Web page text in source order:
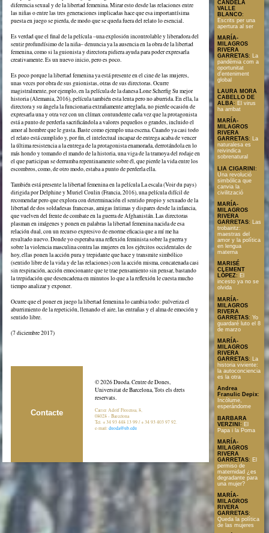
diferencia sexual y de la libertad femenina. Mirar esto desde las relaciones entre
las niñas o entre las tres generaciones implicadas hace que esa importantísima
puesta en juego se pierda, de modo que se queda fuera del relato lo esencial.
Es verdad que el final de la película –una explosión incontrolable y liberadora del
sentir profundísimo de la niña– denuncia ya la ausencia en la obra de la libertad
femenina, como si la guionista y directora pidiera ayuda para poder expresarla
creativamente. Es un nuevo inicio, pero es poco.
Es poco porque la libertad femenina ya está presente en el cine de las mujeres,
unas veces por obra de sus guionistas, otras de sus directoras. Ocurre
magistralmente, por ejemplo, en la película de la danesa Lone Scherfig Su mejor
historia (Alemania, 2016), película también esta lenta pero no aburrida. En ella, la
directora y su ángela la funcionaria extrañamente arreglada, no pierde ocasión de
expresarla una y otra vez con un clímax contundente cada vez que la protagonista
está a punto de perderla sacrificándola a valores pequeños o grandes, incluido el
amor al hombre que le gusta. Baste como ejemplo una escena. Cuando ya casi todo
el relato está cumplido y, por fin, el intelectual incapaz de entrega acaba de vencer
la última resistencia a la entrega de la protagonista enamorada, derrotándola en lo
más hondo y tomando el mando de la historia, una viga de la tramoya del rodaje en
el que participan se derrumba repentinamente sobre él, que pierde la vida entre los
escombros, como, de otro modo, estaba a punto de perderla ella.
También está presente la libertad femenina en la película La escala (Voir du pays)
dirigida por Delphine y Muriel Coulin (Francia, 2016), una película difícil de
recomendar pero que explora con determinación el sentido propio y sexuado de la
libertad de dos soldadesas francesas, amigas íntimas y dispares desde la infancia,
que vuelven del frente de combate en la guerra de Afghanistán. Las directoras
plasman en imágenes y ponen en palabras la libertad femenina nacida de esa
relación dual, con un recurso expresivo de enorme eficacia que a mí me ha
resultado nuevo. Donde yo esperaba una reflexión feminista sobre la guerra y
sobre la violencia masculina contra las mujeres en los ejércitos occidentales de
hoy, ellas ponen la acción pura y trepidante que hace y transmite simbólico
(sentido libre de la vida y de las relaciones) con la acción misma, concatenada casi
sin respiración, acción emocionante que te trae pensamiento sin pensar, bastando
la trepidación que desencadena en minutos lo que a la reflexión le cuesta mucho
tiempo analizar y exponer.
Ocurre que el poner en juego la libertad femenina lo cambia todo: pulveriza el
aburrimiento de la repetición, llenando el aire, las entrañas y el alma de emoción y
sentido libre.
(7 diciembre 2017)
Contacte
© 2026 Duoda. Centre de Dones,
Universitat de Barcelona, Tots els drets
reservats.
Carrer Adolf Florensa, 8,
08028 - Barcelona
Tel. + 34 93 448 13 99 / + 34 93 403 97 92.
e-mail:duoda@ub.edu
CANDELA
VALLE
BLANCO:
Escrits per una
apertura al ser
MARÍA-
MILAGROS
RIVERA
GARRETAS:
La
pandèmia com a
oportunitat
d'enteniment
global
LAURA MORA
CABELLO DE
ALBA: El virus
ha arribat
MARÍA-
MILAGROS
RIVERA
GARRETAS: La
naturalesa es
reivindica
sobrenatural
LIA CIGARINI :
Una revolució
simbólica que
canvia la
civilització
MARÍA-
MILAGROS
RIVERA
GARRETAS: Las
trobairitz:
maestras del
amor y la política
en lengua
materna
MARISÉ
CLEMENT
LÓPEZ: El
incesto ya no se
olvida
MARÍA-
MILAGROS
RIVERA
GARRETAS: Yo
guardaré luto el 8
de marzo
MARÍA-
MILAGROS
RIVERA
GARRETAS:
La
historia viviente:
la autoconciencia
es la otra
Andrea
Franulic Depix:
Incólume,
esperándome
BARBARA
VERZINI : El
Papa i la Poma
MARÍA-
MILAGROS
RIVERA
GARRETAS: El
permiso de
maternidad ¿es
degradante para
una mujer?
MARÍA-
MILAGROS
RIVERA
GARRETAS:
Queda la política
de las mujeres